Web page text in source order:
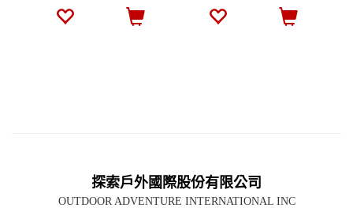
探索戶外國際股份有限公司
OUTDOOR ADVENTURE INTERNATIONAL INC